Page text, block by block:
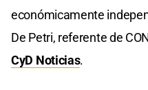
económicamente
De Petri, referente de
CyD Noticias.